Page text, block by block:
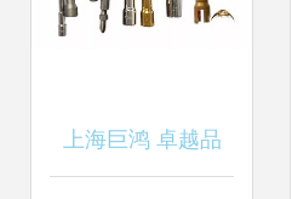
上海巨鸿 卓越品